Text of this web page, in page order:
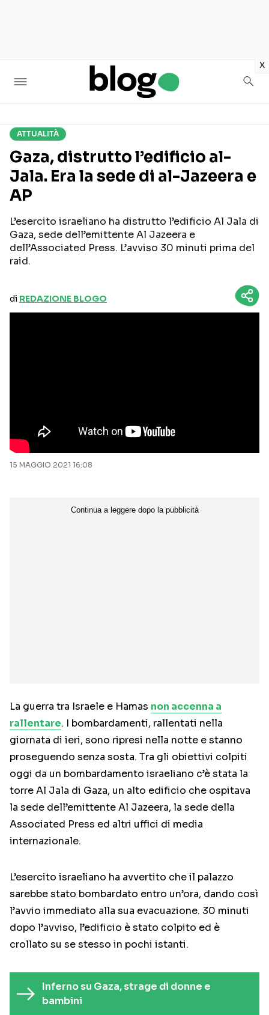
x
Seguici sui social
ATTUALITÀ
Gaza, distrutto l’edificio al-
Jala. Era la sede di al-Jazeera e
AP
L’esercito israeliano ha distrutto l’edificio Al Jala di
Gaza, sede dell’emittente Al Jazeera e
dell’Associated Press. L’avviso 30 minuti prima del
raid.
di REDAZIONE BLOGO
15 MAGGIO 2021 16:08
La guerra tra Israele e Hamas non accenna a
rallentare. I bombardamenti, rallentati nella
giornata di ieri, sono ripresi nella notte e stanno
proseguendo senza sosta. Tra gli obiettivi colpiti
oggi da un bombardamento israeliano c’è stata la
torre Al Jala di Gaza, un alto edificio che ospitava
la sede dell’emittente Al Jazeera, la sede della
Associated Press ed altri uffici di media
internazionale.
L’esercito israeliano ha avvertito che il palazzo
sarebbe stato bombardato entro un’ora, dando così
l’avvio immediato alla sua evacuazione. 30 minuti
dopo l’avviso, l’edificio è stato colpito ed è
crollato su se stesso in pochi istanti.
Inferno su Gaza, strage di donne e
bambini